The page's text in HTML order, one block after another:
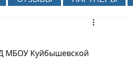
МБОУ Куйбышевской